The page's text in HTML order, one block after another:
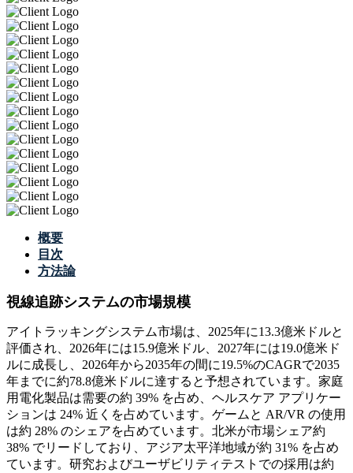
概要
目次
方法論
視線追跡システムの市場規模
アイトラッキングシステム市場は、2025年に13.3億米ドルと
評価され、2026年には15.9億米ドル、2027年には19.0億米ド
ルに成長し、2026年から2035年の間に19.5%のCAGRで2035
年までに約78.8億米ドルに達すると予想されています。家庭
用電化製品は需要の約 39% を占め、ヘルスケア アプリケー
ションは 24% 近くを占めています。ゲームと AR/VR の使用
は約 28% のシェアを占めています。北米が市場シェア約
38% でリードしており、アジア太平洋地域が約 31% を占め
ています。研究およびユーザビリティテストでの採用は約